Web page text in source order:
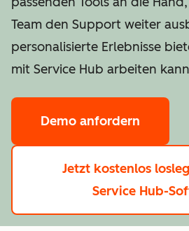
Team den Support weiter
personalisierte Erlebnisse
mit Service Hub arbeiten
Demo anfordern
Jetzt kostenlos
Service Hub-